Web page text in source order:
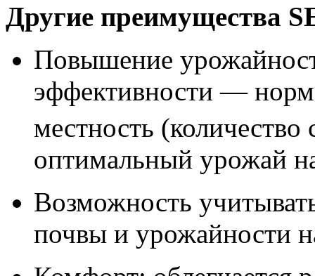
Другие преимущества
Повышение
эффективности —
местность (количество
оптимальный урожай
Возможность
почвы и урожайности